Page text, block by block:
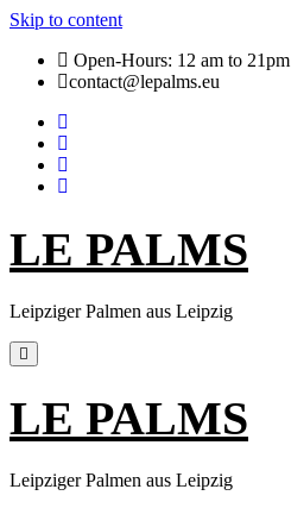
Skip to content
Open-Hours: 12 am to 21pm
contact@lepalms.eu
LE PALMS
Leipziger Palmen aus Leipzig
LE PALMS
Leipziger Palmen aus Leipzig